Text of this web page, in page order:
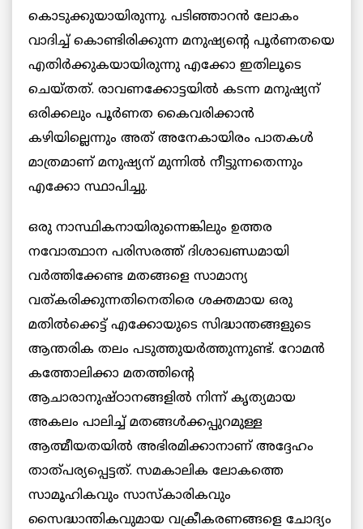
കൊടുക്കുയായിരുന്നു. പടിഞ്ഞാറന്‍ ലോകം
വാദിച്ച് കൊണ്ടിരിക്കുന്ന മനുഷ്യന്റെ പൂര്‍ണതയെ
എതിര്‍ക്കുകയായിരുന്നു എക്കോ ഇതിലൂടെ
ചെയ്തത്. രാവണക്കോട്ടയില്‍ കടന്ന മനുഷ്യന്
ഒരിക്കലും പൂര്‍ണത കൈവരിക്കാന്‍
കഴിയില്ലെന്നും അത് അനേകായിരം പാതകള്‍
മാത്രമാണ് മനുഷ്യന് മുന്നില്‍ നീട്ടുന്നതെന്നും
എക്കോ സ്ഥാപിച്ചു.
ഒരു നാസ്ഥികനായിരുന്നെങ്കിലും ഉത്തര
നവോത്ഥാന പരിസരത്ത് ദിശാഖണ്ഡമായി
വര്‍ത്തിക്കേണ്ട മതങ്ങളെ സാമാന്യ
വത്കരിക്കുന്നതിനെതിരെ ശക്തമായ ഒരു
മതില്‍ക്കെട്ട് എക്കോയുടെ സിദ്ധാന്തങ്ങളുടെ
ആന്തരിക തലം പടുത്തുയര്‍ത്തുന്നുണ്ട്. റോമന്‍
കത്തോലിക്കാ മതത്തിന്റെ
ആചാരാനുഷ്ഠാനങ്ങളില്‍ നിന്ന് കൃത്യമായ
അകലം പാലിച്ച് മതങ്ങള്‍ക്കപ്പുറമുള്ള
ആത്മീയതയില്‍ അഭിരമിക്കാനാണ് അദ്ദേഹം
താത്പര്യപ്പെട്ടത്. സമകാലിക ലോകത്തെ
സാമൂഹികവും സാസ്‌കാരികവും
സൈദ്ധാന്തികവുമായ വക്രീകരണങ്ങളെ ചോദ്യം